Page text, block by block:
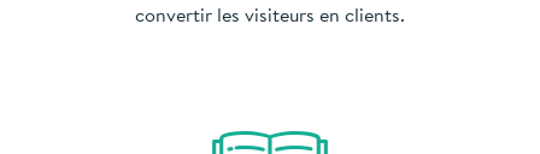
convertir les visiteurs en clients.